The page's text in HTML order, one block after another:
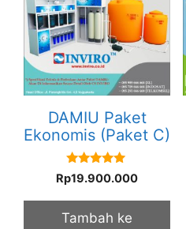
DAMIU Paket
Ekonomis (Paket C)
5.00
out of 5
Rp19.900.000
Tambah ke